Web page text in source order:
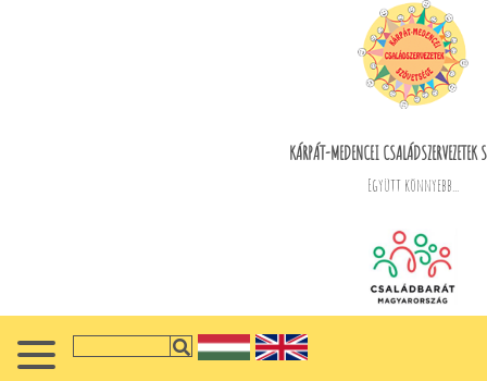
KÁRPÁT-MEDENCEI CSALÁDSZERVEZETEK
Együtt könnyebb...